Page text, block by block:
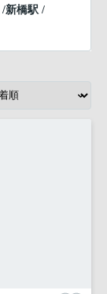
/新橋駅 /